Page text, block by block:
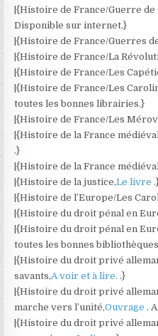
|{Histoire de France/Guerre de
Disponible sur internet.}
|{Histoire de France/Guerres
|{Histoire de France/La
|{Histoire de France/Les
|{Histoire de France/Les
toutes les bonnes librairies.}
|{Histoire de France/Les
|{Histoire de la France
.}
|{Histoire de la France
|{Histoire de la justice,Le livre
|{Histoire de l’Europe/Les
|{Histoire du droit pénal en
|{Histoire du droit pénal en
toutes les bonnes
|{Histoire du droit privé
savants,A voir et à lire..}
|{Histoire du droit privé
marche vers l’unité,Ouvrage.
|{Histoire du droit privé